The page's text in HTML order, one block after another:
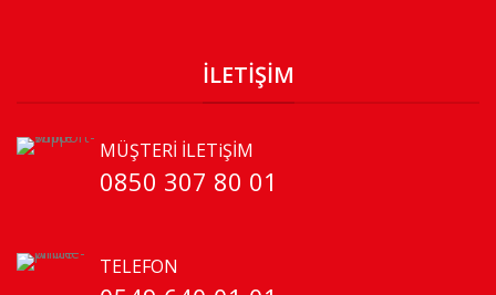
İLETİŞİM
MÜŞTERİ İLETiŞİM
0850 307 80 01
TELEFON